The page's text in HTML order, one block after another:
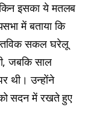
इसका ये मतलब
में बताया कि
सकल घरेलू
जबकि साल
थी। उन्होंने
सदन में रखते हुए